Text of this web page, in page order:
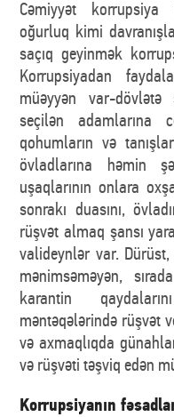
Cəmiyyət korrupsiya
oğurluq kimi
saçıq geyinmək
Korrupsiyadan
müəyyən var-dövlətə
seçilən adamlarına
qohumların və
övladlarına həmin
uşaqlarının onlara
sonrakı duasını,
rüşvət almaq şansı
valideynlər var.
mənimsəməyən,
karantin
məntəqələrində rüşvət
və axmaqlıqda
və rüşvəti təşviq edən
Korrupsiyanın